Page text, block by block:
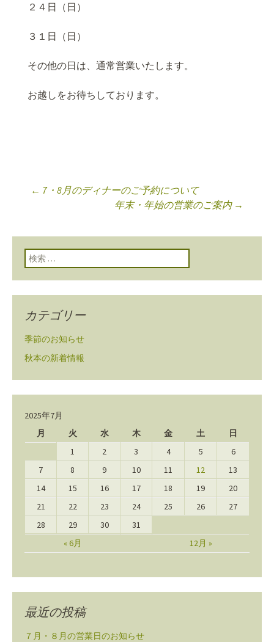
２４日（日）
３１日（日）
その他の日は、通常営業いたします。
お越しをお待ちしております。
投稿ナビゲーショ
ン
← 7・8月のディナーのご予約について
年末・年始の営業のご案内 →
検索:
カテゴリー
季節のお知らせ
秋本の新着情報
2025年7月
月
火 水 木 金 土 日
« 6月 12月 »
1 2 3 4 5
6
7
8 9 10 11 12
13
14
15 16 17 18 19
20
21
22 23 24 25 26
27
28
29 30 31
最近の投稿
７月・８月の営業日のお知らせ